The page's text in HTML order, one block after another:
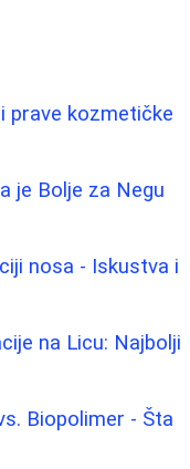
prave kozmetičke
je Bolje za Negu
nosa - Iskustva i
na Licu: Najbolji
Biopolimer - Šta